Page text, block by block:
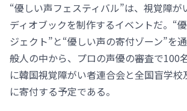
“優しい声フェスティバル”は、視覚障が
ディオブックを制作するイベントだ。“
ジェクト”と“優しい声の寄付ゾーン”を
般人の中から、プロの声優の審査で100
に韓国視覚障がい者連合会と全国盲学
に寄付する予定である。